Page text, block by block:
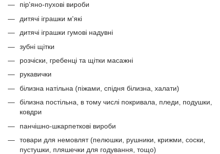
пір'яно-пухові вироби
дитячі іграшки м'які
дитячі іграшки гумові надувні
зубні щітки
розчіски, гребенці та щітки масажні
рукавички
білизна натільна (піжами, спідня білизна, халати)
білизна постільна, в тому числі покривала, пледи, подушки,
ковдри
панчішно-шкарпеткові вироби
товари для немовлят (пелюшки, рушники, крижми, соски,
пустушки, пляшечки для годування, тощо)